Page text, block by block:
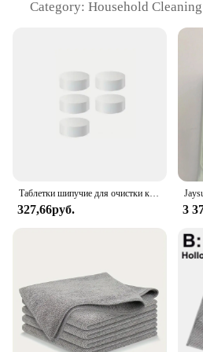
Category: Household
kitchen oil stains
Performance and Property:
grease, grime, and stains
Quantity: Available in sets for
wholesale options for vendors
**Effortless Cleaning
The Kitchen Oil Stain Cleaning
tablets are not just any
they are specifically
toughest kitchen oil stains.
your stovetop or grime on
tablets are your go-to
design allows for easy
you can focus on the task at
327,66руб. 3